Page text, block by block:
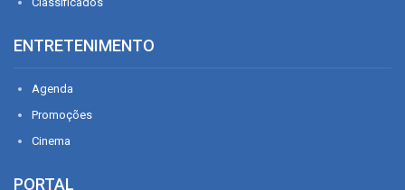
ENTRETENIMENTO
Agenda
Promoções
Cinema
PORTAL